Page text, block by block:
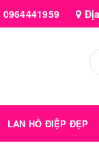
0964441959
LAN HỒ ĐIỆP ĐẸP